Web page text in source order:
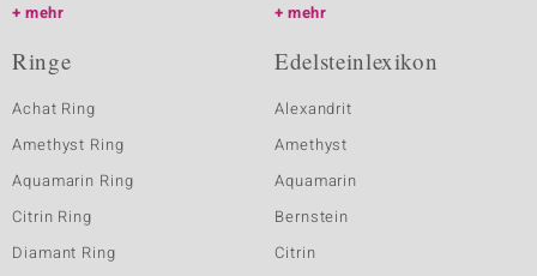
mehr
mehr
Ringe
Achat Ring
Amethyst Ring
Aquamarin Ring
Citrin Ring
Diamant Ring
Edelsteinlexikon
Alexandrit
Amethyst
Aquamarin
Bernstein
Citrin